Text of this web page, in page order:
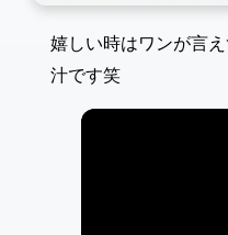
嬉しい時はワンが言
汁です笑